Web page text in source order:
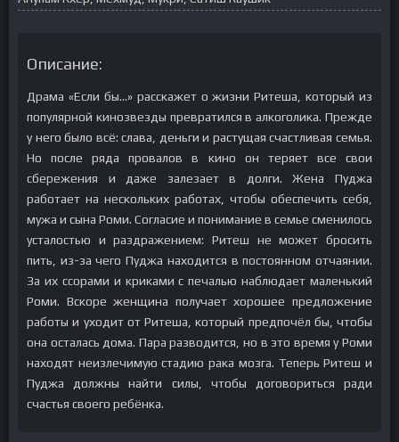
Описание:
Драма «Если бы…» расскажет о жизни Ритеша, который из
популярной кинозвезды превратился в алкоголика. Прежде
у него было всё: слава, деньги и растущая счастливая семья.
Но после ряда провалов в кино он теряет все свои
сбережения и даже залезает в долги. Жена Пуджа
работает на нескольких работах, чтобы обеспечить себя,
мужа и сына Роми. Согласие и понимание в семье сменилось
усталостью и раздражением: Ритеш не может бросить
пить, из-за чего Пуджа находится в постоянном отчаянии.
За их ссорами и криками с печалью наблюдает маленький
Роми. Вскоре женщина получает хорошее предложение
работы и уходит от Ритеша, который предпочёл бы, чтобы
она осталась дома. Пара разводится, но в это время у Роми
находят неизлечимую стадию рака мозга. Теперь Ритеш и
Пуджа должны найти силы, чтобы договориться ради
счастья своего ребёнка.